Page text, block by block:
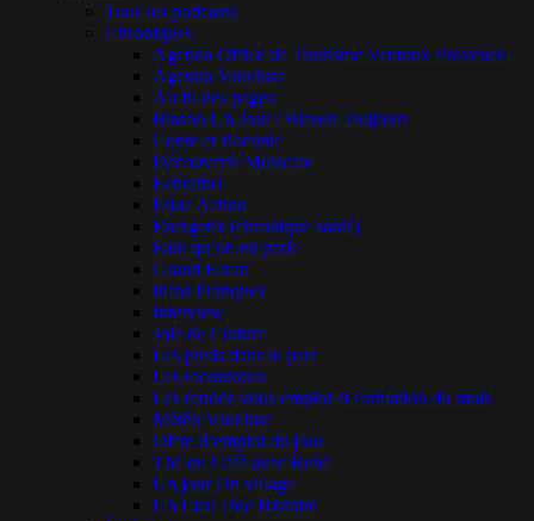
Tous les podcasts
Chroniques
Agenda Office de Tourisme Ventoux Provence
Agenda Vaucluse
Au fil des pages
Blason Un Jour / Blason Toujours
Conte et Raconte
Découverte Musicale
Echolibri
Educ Action
Energetix (chronique santé)
Faut qu’on en parle
Grand Ecran
Infos Pratiques
Interview
Joie de Culture
Les pieds dans le parc
Les racontottes
Les rendez vous emploi et formation du mois
Météo Vaucluse
Offre d’emploi du jour
Thé ou Café avec René
Un jour Un village
Un Lieu Une Histoire